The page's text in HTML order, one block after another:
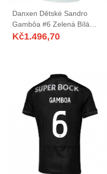
Danxen Dětské Sandro
Gambôa #6 Zelená Bílá
Domů Hráčské Dresy
Kč1.496,70